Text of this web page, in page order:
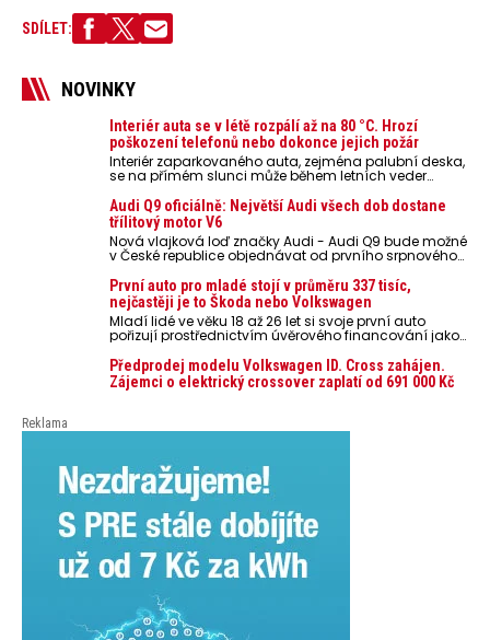
SDÍLET:
NOVINKY
Interiér auta se v létě rozpálí až na 80 °C. Hrozí
poškození telefonů nebo dokonce jejich požár
Interiér zaparkovaného auta, zejména palubní deska,
se na přímém slunci může během letních veder
nebezpečí pro odložené mobilní telefony, powerbanky
nebo notebooky. Můžou urychlit stárnutí baterií,
poškodit elektroniku a ve výjimečných případech i
zvýšit riziko požáru.
Audi Q9 oficiálně: Největší Audi všech dob dostane
třílitový motor V6
Nová vlajková loď značky Audi - Audi Q9 bude možné
v České republice objednávat od prvního srpnového
První auto pro mladé stojí v průměru 337 tisíc,
nejčastěji je to Škoda nebo Volkswagen
Mladí lidé ve věku 18 až 26 let si svoje první auto
pořizují prostřednictvím úvěrového financování jako
auto. Průměrná pořizovací cena vozu dosahuje 337
tisíc korun a průměrná financovaná částka
přesahuje 251 tisíc korun. Vyplývá to z dat Leasingu
Předprodej modelu Volkswagen ID. Cross zahájen.
Zájemci o elektrický crossover zaplatí od 691 000 Kč
Reklama